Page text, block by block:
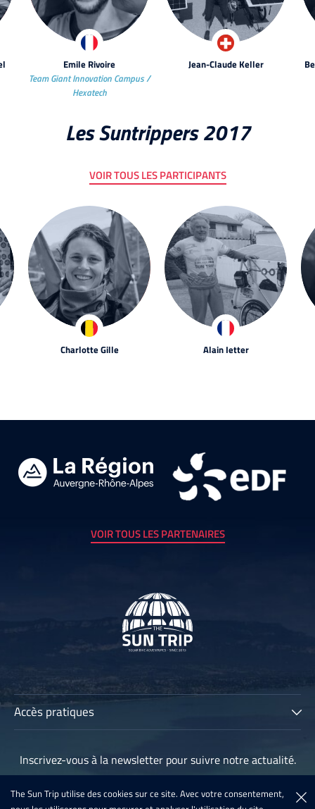
Emile Rivoire
Team Giant Innovation Campus /
Hexatech
Jean-Claude Keller
Les Suntrippers 2017
VOIR TOUS LES PARTICIPANTS
Charlotte Gille Alain Ietter
VOIR TOUS LES PARTENAIRES
Accès pratiques
Les participants
Archives
Inscrivez-vous à la newsletter pour suivre notre actualité.
Inscription à la newsletter
The Sun Trip utilise des cookies sur ce site. Avec votre consentement,